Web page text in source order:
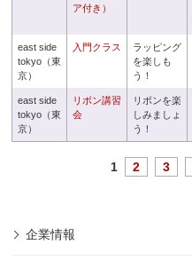
ア付き）
east side
tokyo（東
京）
入門クラス
ラッピング
を楽しも
う！
east side
tokyo（東
京）
リボン講習
会
リボンを楽
しみましょ
う！
1 2 3
企業情報